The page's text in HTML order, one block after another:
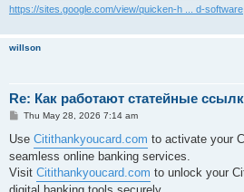
https://sites.google.com/view/quicken-h ... d-software
willson
Re: Как работают статейные
P
s
Thu May 28, 2026 7:14 am
Use Citithankyoucard.com to activate your
seamless online banking services.
Visit Citithankyoucard.com to unlock your